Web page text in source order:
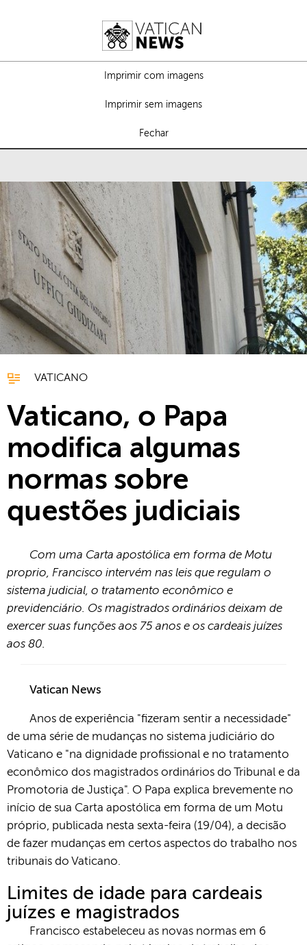
Imprimir com imagens
Imprimir sem imagens
Fechar
VATICANO
Vaticano, o Papa
modifica algumas
normas sobre
questões judiciais
Com uma Carta apostólica em forma de Motu
proprio, Francisco intervém nas leis que regulam o
sistema judicial, o tratamento econômico e
previdenciário. Os magistrados ordinários deixam de
exercer suas funções aos 75 anos e os cardeais juízes
aos 80.
Vatican News
Anos de experiência "fizeram sentir a necessidade"
de uma série de mudanças no sistema judiciário do
Vaticano e "na dignidade profissional e no tratamento
econômico dos magistrados ordinários do Tribunal e da
Promotoria de Justiça". O Papa explica brevemente no
início de sua Carta apostólica em forma de um Motu
próprio, publicada nesta sexta-feira (19/04), a decisão
de fazer mudanças em certos aspectos do trabalho nos
tribunais do Vaticano.
Limites de idade para cardeais
juízes e magistrados
Francisco estabeleceu as novas normas em 6